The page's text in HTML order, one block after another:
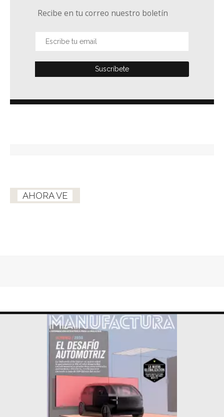
Recibe en tu correo nuestro boletín
AHORA VE